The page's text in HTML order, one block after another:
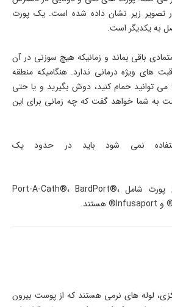
زیر نشان داده شده است. یک پورت
به یکدیگر است.
باقی بماند و زمانی­که هیچ سوزنی در آن
های ویژه درمانی ندارد. هنگامی­که منطقه
می ­توانید حمام کنید، دوش بگیرید و یا حتی
به شما خواهد گفت که چه زمانی برای این
نمی ­شود باید در حدود یک
برخی از برندهای تجاری پورت شامل Port-A-Cath®، BardPort®،
لوله­ های نرمی هستند که از پوست بیرون